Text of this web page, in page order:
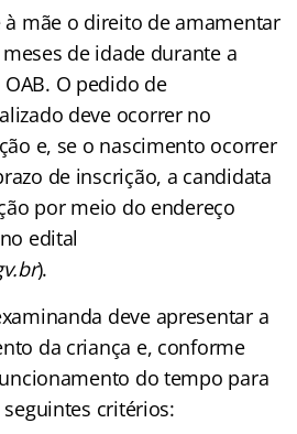
à mãe o direito de amamentar
de idade durante a
O pedido de
deve ocorrer no
e, se o nascimento ocorrer
de inscrição, a candidata
por meio do endereço
edital
).
deve apresentar a
da criança e, conforme
do tempo para
critérios: